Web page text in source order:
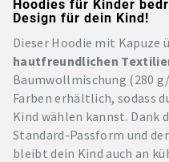
Hoodies für Kinder
Design für dein Kind!
Dieser Hoodie mit
hautfreundlichen
Baumwollmischung (280
Farben erhältlich, sodass
Kind wählen kannst. Dank
Standard-Passform und
bleibt dein Kind auch an